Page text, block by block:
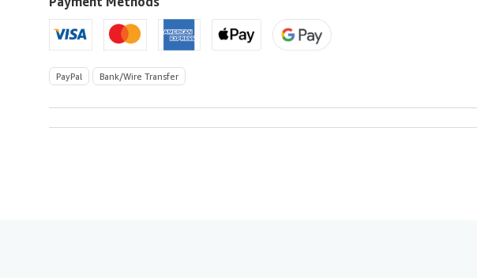
PayPal Bank/Wire Transfer